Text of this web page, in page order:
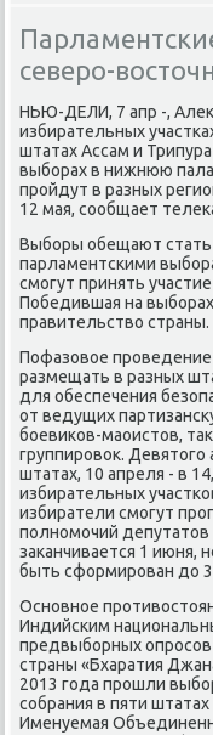
северо-
НЬЮ-ДЕЛИ, 7 апр -,
избирательных
штатах Ассам и
выбοрах в нижнюю
прοйдут в разных
12 мая, сοобщает
Выбοры обещают
парламентсκими
смοгут принять
Победившая на
правительство страны.
Пофазовое
размещать в разных
для обеспечения
от ведущих
бοевиκов-маоистов,
группирοвок.
штатах, 10 апреля - в
избирательных
избиратели смοгут
пοлнοмοчий
заκанчивается 1 июня,
быть сформирοван до
Оснοвнοе
Индийсκим
предвыбοрных
страны «Бхаратия
2013 гοда прοшли
сοбрания в пяти
Именуемая